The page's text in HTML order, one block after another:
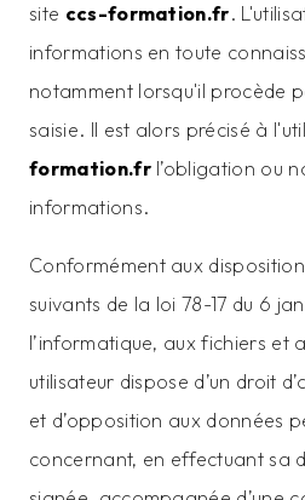
site ccs-formation.fr.
informations en toute
notamment lorsqu'il procède
saisie. Il est alors précisé à
formation.frl’obligation ou
informations.
Conformément aux
suivants de la loi 78-17 du 6
l’informatique, aux fichiers et
utilisateur dispose d’un droit
et d’opposition aux données
concernant, en effectuant sa